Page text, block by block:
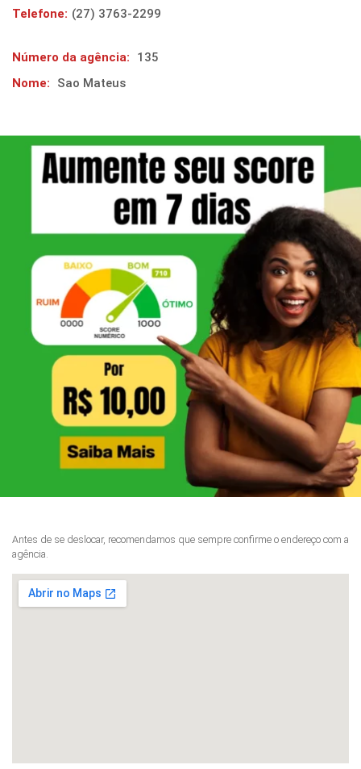
Telefone: (27) 3763-2299
Número da agência:
135
Nome:
Sao Mateus
Antes de se deslocar, recomendamos que sempre confirme o endereço com a
agência.